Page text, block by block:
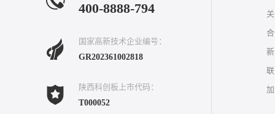
400-8888-794
国家高新技术企业编号：
GR202361002818
陕西科创板上市代码：
T000052